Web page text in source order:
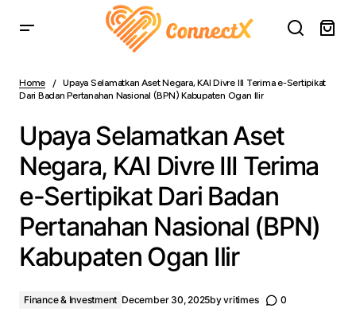
Sertipikat Dari Badan Pertanahan Nasional (BPN)
Kabupaten Ogan Ilir
Home
Upaya Selamatkan Aset Negara, KAI Divre III Terima e-Sertipikat
Dari Badan Pertanahan Nasional (BPN) Kabupaten Ogan Ilir
Upaya Selamatkan Aset
Negara, KAI Divre III Terima
e-Sertipikat Dari Badan
Pertanahan Nasional (BPN)
Kabupaten Ogan Ilir
Finance & Investment December 30, 2025byvritimes 0